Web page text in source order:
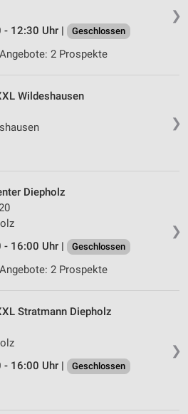
❯
- 12:30 Uhr |
Geschlossen
2 Prospekte
❯
Wildeshausen
❯
Diepholz
- 16:00 Uhr |
Geschlossen
2 Prospekte
❯
Stratmann Diepholz
- 16:00 Uhr |
Geschlossen